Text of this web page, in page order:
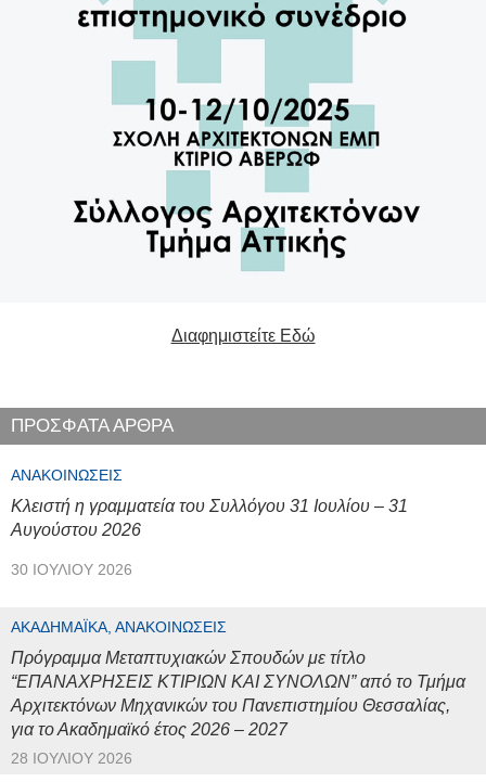
Διαφημιστείτε Εδώ
ΠΡΟΣΦΑΤΑ ΑΡΘΡΑ
ΑΝΑΚΟΙΝΏΣΕΙΣ
Κλειστή η γραμματεία του Συλλόγου 31 Ιουλίου – 31
Αυγούστου 2026
30 ΙΟΥΛΊΟΥ 2026
ΑΚΑΔΗΜΑΪΚΆ, ΑΝΑΚΟΙΝΏΣΕΙΣ
Πρόγραμμα Μεταπτυχιακών Σπουδών με τίτλο
“ΕΠΑΝΑΧΡΗΣΕΙΣ ΚΤΙΡΙΩΝ ΚΑΙ ΣΥΝΟΛΩΝ” από το Τμήμα
Αρχιτεκτόνων Μηχανικών του Πανεπιστημίου Θεσσαλίας,
για το Ακαδημαϊκό έτος 2026 – 2027
28 ΙΟΥΛΊΟΥ 2026